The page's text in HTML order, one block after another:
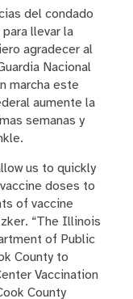
del condado
llevar la
agradecer al
Nacional
marcha este
aumente la
semanas y
us to quickly
doses to
of vaccine
“The Illinois
of Public
County to
Vaccination
County